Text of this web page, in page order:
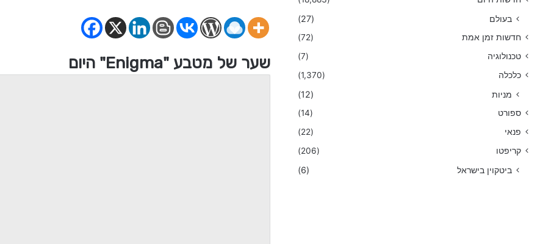
שער של מטבע "Enigma" היום
בעולם (27)
חדשות זמן אמת
(72)
טכנולוגיה
(7)
כלכלה
(1,370)
מניות (12)
ספורט
(14)
פנאי
(22)
קריפטו
(206)
ביטקוין בישראל (6)